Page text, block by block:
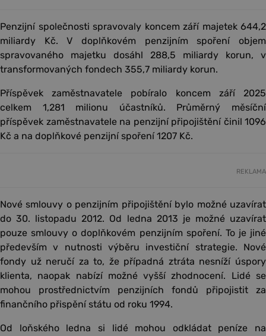
Penzijní společnosti spravovaly koncem září majetek 644,2
miliardy Kč. V doplňkovém penzijním spoření objem
spravovaného majetku dosáhl 288,5 miliardy korun, v
transformovaných fondech 355,7 miliardy korun.
Příspěvek zaměstnavatele pobíralo koncem září 2025
celkem 1,281 milionu účastníků. Průměrný měsíční
příspěvek zaměstnavatele na penzijní připojištění činil 1096
Kč a na doplňkové penzijní spoření 1207 Kč.
REKLAMA
Nové smlouvy o penzijním připojištění bylo možné uzavírat
do 30. listopadu 2012. Od ledna 2013 je možné uzavírat
pouze smlouvy o doplňkovém penzijním spoření. To je jiné
především v nutnosti výběru investiční strategie. Nové
fondy už neručí za to, že případná ztráta nesníží úspory
klienta, naopak nabízí možné vyšší zhodnocení. Lidé se
mohou prostřednictvím penzijních fondů připojistit za
finančního přispění státu od roku 1994.
Od loňského ledna si lidé mohou odkládat peníze na